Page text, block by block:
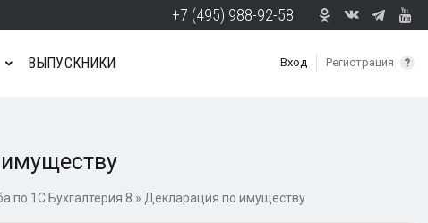
+7 (495) 988-92-58
Вход Регистрация
ВЫПУСКНИКИ
по 1С:Бухгалтерия 8 » Декларация по имуществу